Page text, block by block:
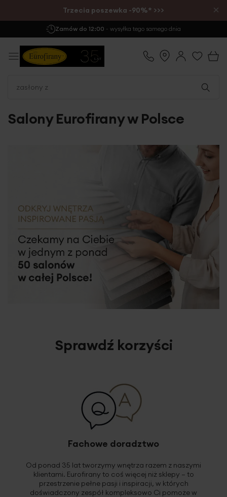
Trzecia poszewka -90%* >>> ×
Zamów do 12:00 - wysyłka tego samego dnia
Salony Eurofirany w Polsce
Sprawdź korzyści
Fachowe doradztwo
Od ponad 35 lat tworzymy wnętrza razem z naszymi
klientami. Eurofirany to coś więcej niż sklepy – to
przestrzenie pełne pasji i inspiracji, w których
doświadczony zespół kompleksowo Ci pomoże w